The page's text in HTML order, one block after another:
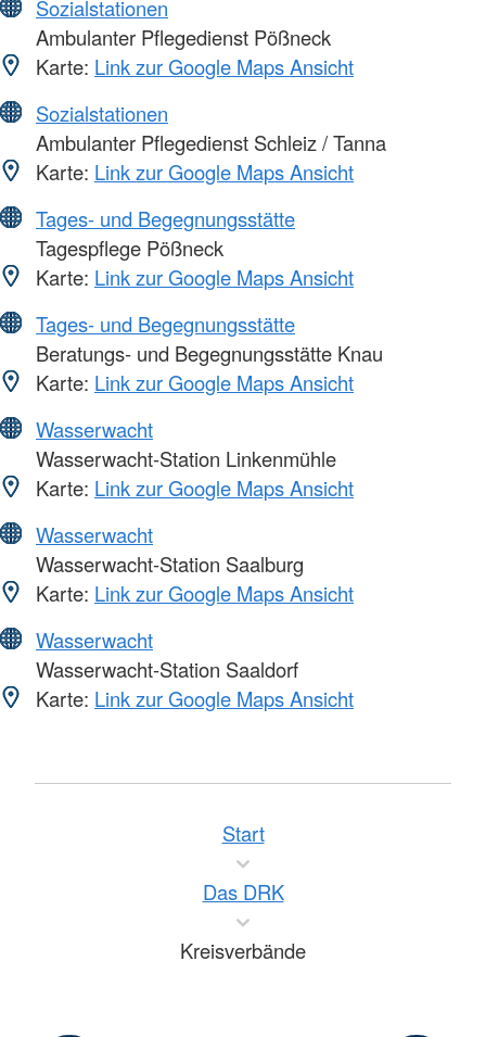
Sozialstationen
Ambulanter Pflegedienst Pößneck
Karte: Link zur Google Maps Ansicht
Sozialstationen
Ambulanter Pflegedienst Schleiz / Tanna
Karte: Link zur Google Maps Ansicht
Tages- und Begegnungsstätte
Tagespflege Pößneck
Karte: Link zur Google Maps Ansicht
Tages- und Begegnungsstätte
Beratungs- und Begegnungsstätte Knau
Karte: Link zur Google Maps Ansicht
Wasserwacht
Wasserwacht-Station Linkenmühle
Karte: Link zur Google Maps Ansicht
Wasserwacht
Wasserwacht-Station Saalburg
Karte: Link zur Google Maps Ansicht
Wasserwacht
Wasserwacht-Station Saaldorf
Karte: Link zur Google Maps Ansicht
Start
Das DRK
Kreisverbände